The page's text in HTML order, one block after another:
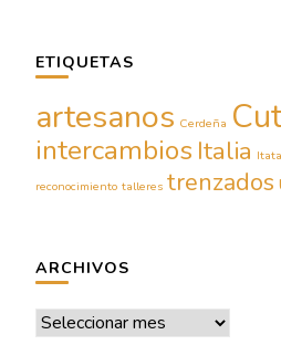
ETIQUETAS
artesanos Cerdeña
intercambios Italia Itata
reconocimiento talleres trenzados
ARCHIVOS
Archivos